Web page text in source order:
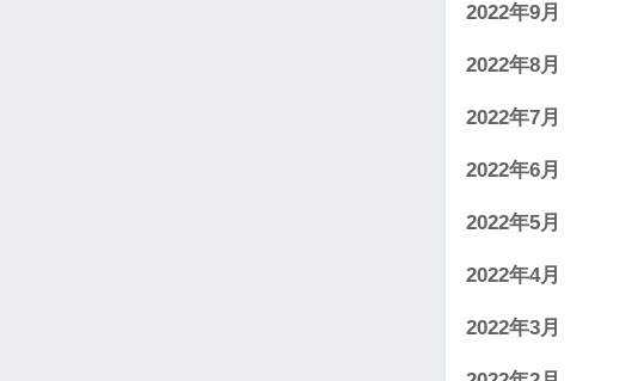
2022年9月
2022年8月
2022年7月
2022年6月
2022年5月
2022年4月
2022年3月